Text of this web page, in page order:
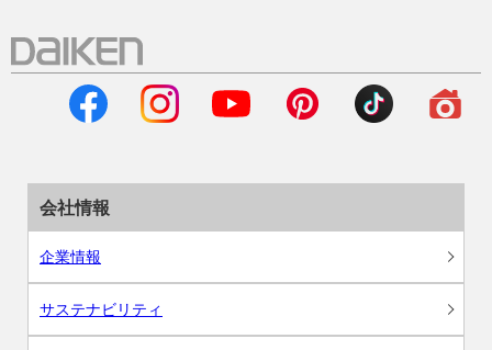
会社情報
企業情報
サステナビリティ